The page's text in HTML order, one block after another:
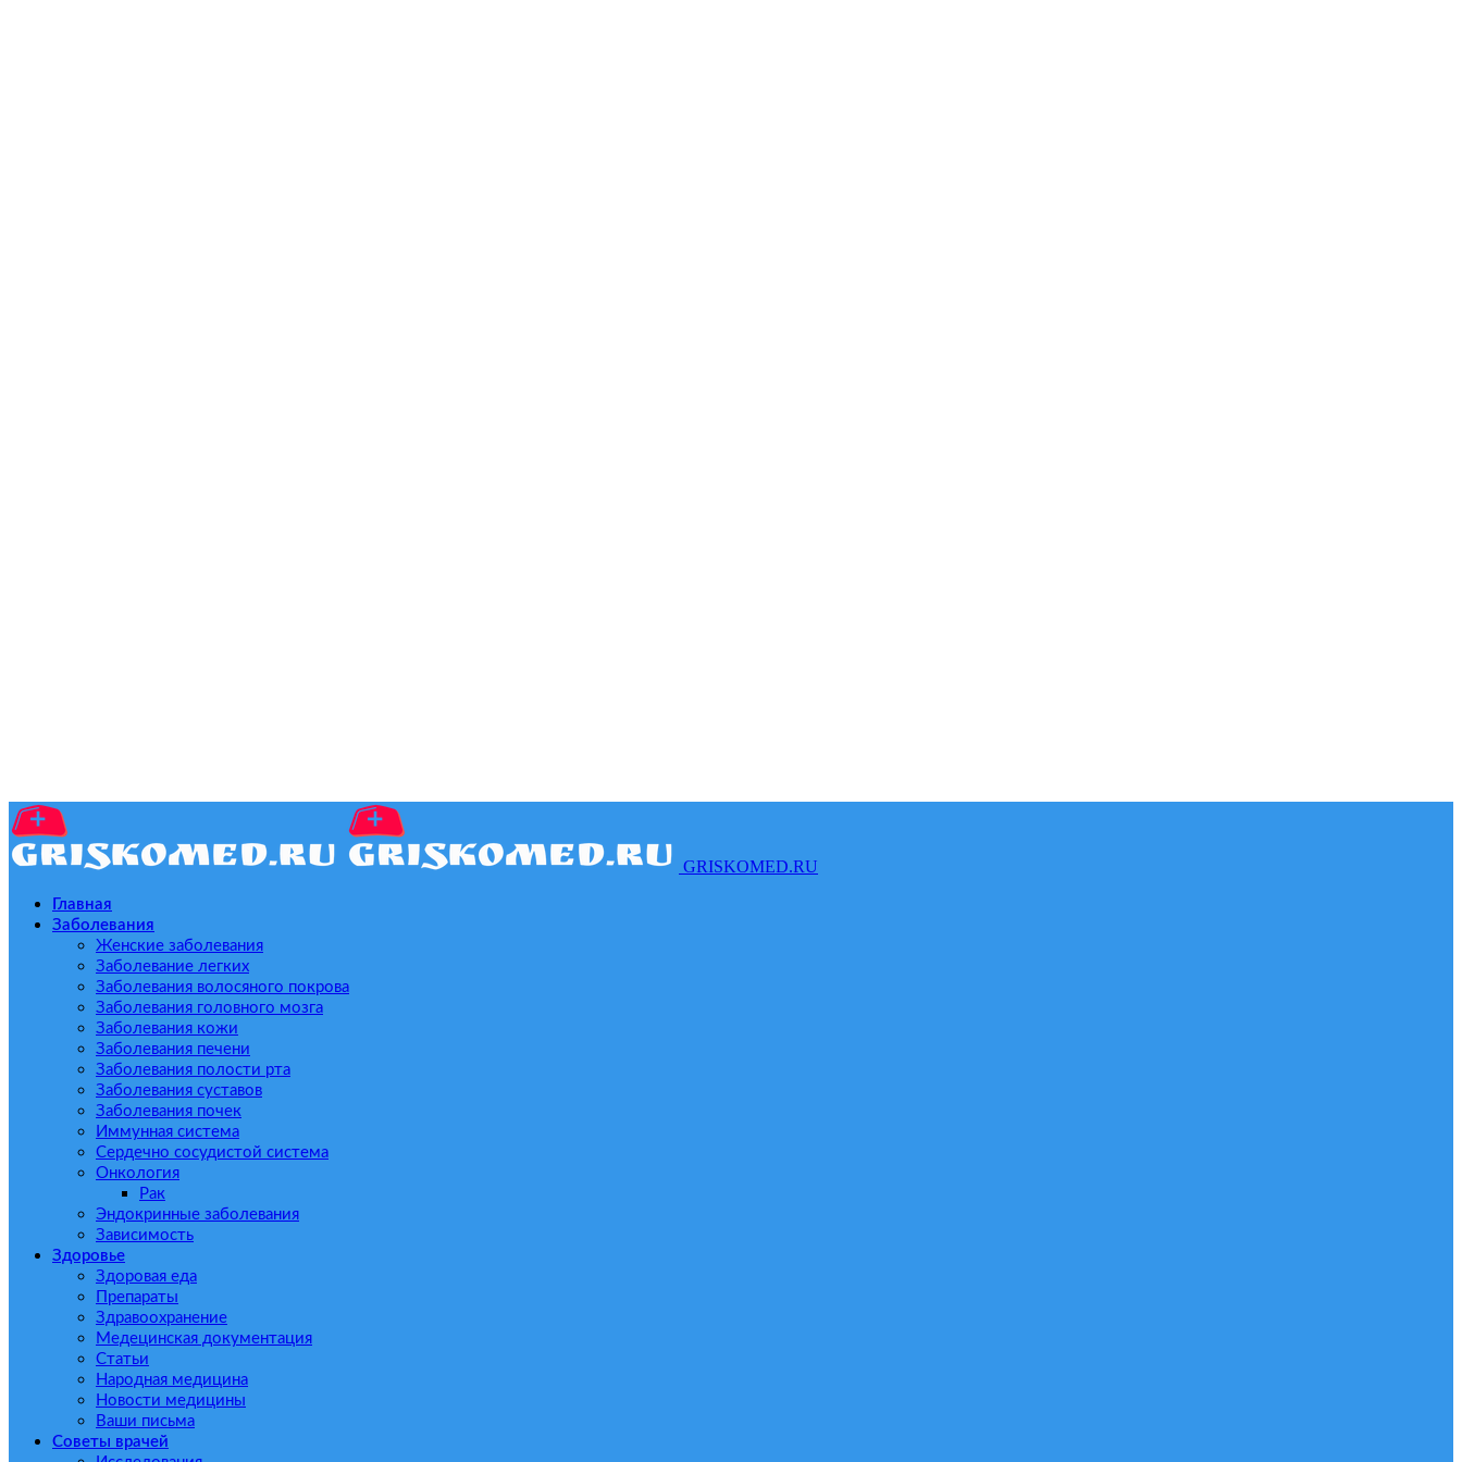
GRISKOMED.RU
Главная
Заболевания
Женские заболевания
Заболевание легких
Заболевания волосяного покрова
Заболевания головного мозга
Заболевания кожи
Заболевания печени
Заболевания полости рта
Заболевания суставов
Заболевания почек
Иммунная система
Сердечно сосудистой система
Онкология
Рак
Эндокринные заболевания
Зависимость
Здоровье
Здоровая еда
Препараты
Здравоохранение
Медецинская документация
Статьи
Народная медицина
Новости медицины
Ваши письма
Советы врачей